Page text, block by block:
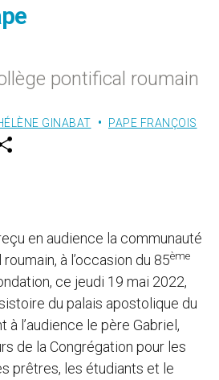
pontifical roumain
GINABAT PAPE FRANÇOIS
en audience la communauté
à l’occasion du 85ème
ce jeudi 19 mai 2022,
du palais apostolique du
à l’audience le père Gabriel,
de la Congrégation pour les
prêtres, les étudiants et le